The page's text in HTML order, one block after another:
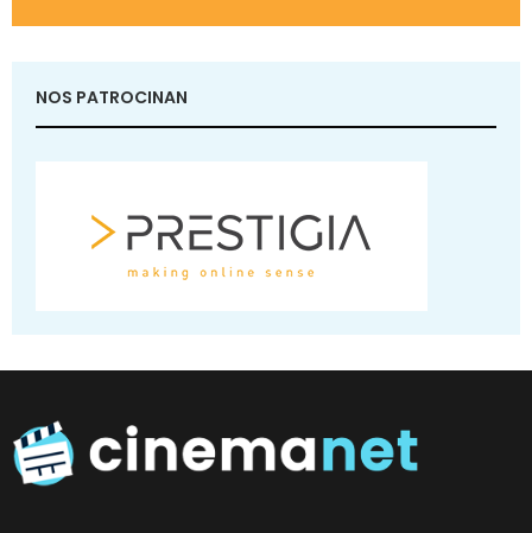
NOS PATROCINAN